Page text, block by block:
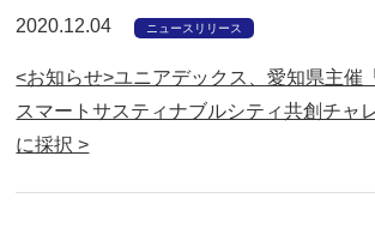
2020.12.04 ニュースリリース
<お知らせ>ユニアデックス、愛知県主催
スマートサスティナブルシティ共創チャ
に採択 >